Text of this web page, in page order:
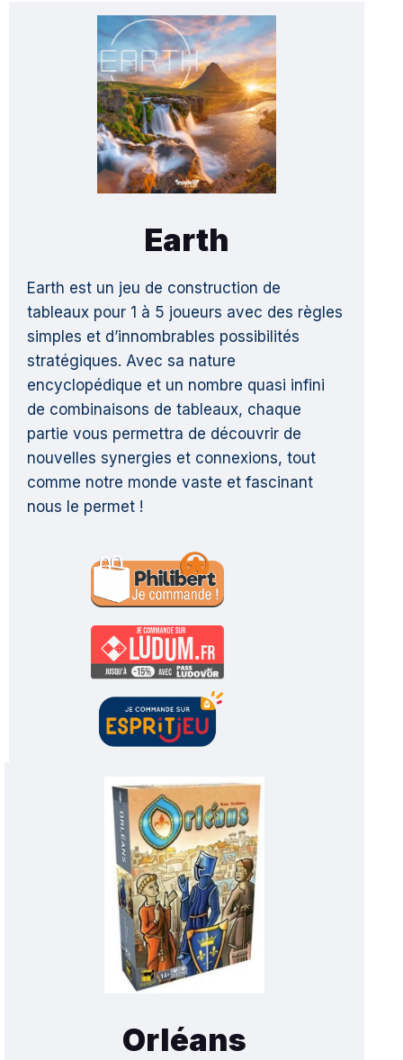
Earth
Earth est un jeu de construction de
tableaux pour 1 à 5 joueurs avec des règles
simples et d’innombrables possibilités
stratégiques. Avec sa nature
encyclopédique et un nombre quasi infini
de combinaisons de tableaux, chaque
partie vous permettra de découvrir de
nouvelles synergies et connexions, tout
comme notre monde vaste et fascinant
nous le permet !
Orléans